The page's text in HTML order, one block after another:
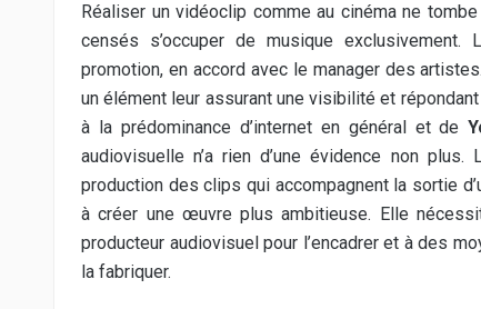
Réaliser un vidéoclip comme au cinéma ne
censés s’occuper de musique
promotion, en accord avec le manager des
un élément leur assurant une visibilité et
à la prédominance d’internet en général et de
audiovisuelle n’a rien d’une évidence non
production des clips qui accompagnent la sortie
à créer une œuvre plus ambitieuse. Elle
producteur audiovisuel pour l’encadrer et à des
la fabriquer.